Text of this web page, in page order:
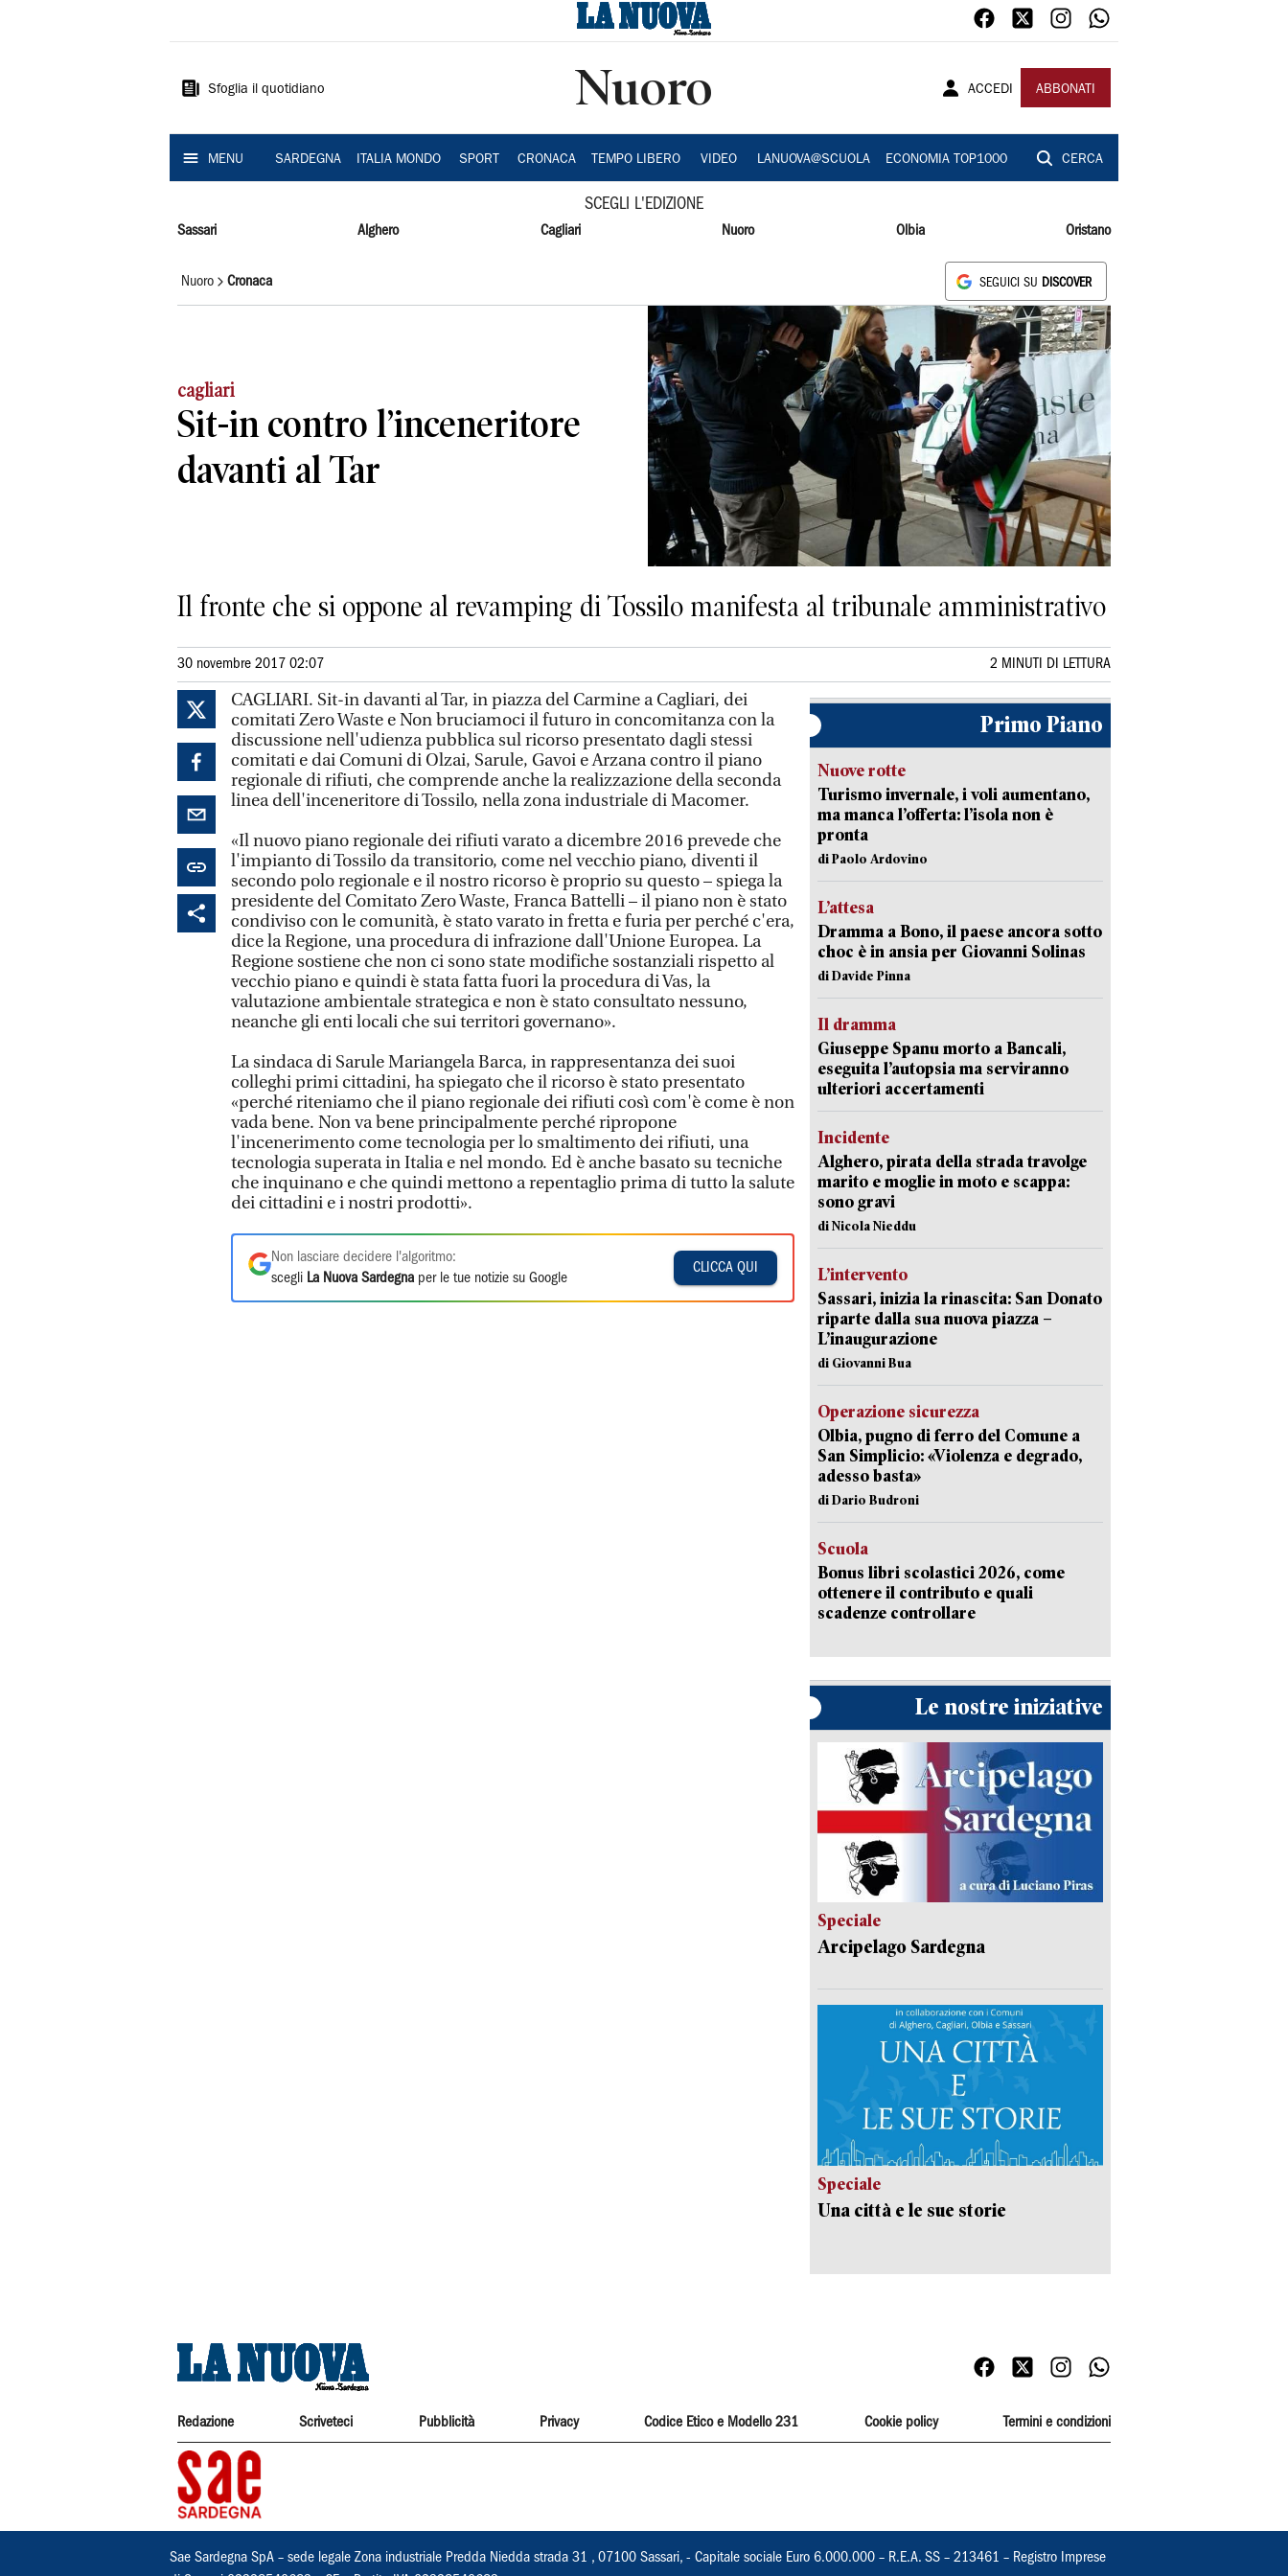
Sardegna
Sfoglia il quotidiano Nuoro ACCEDI ABBONATI
MENU SARDEGNA ITALIA MONDO SPORT CRONACA TEMPO LIBERO VIDEO LANUOVA@SCUOLA ECONOMIA TOP1000 CERCA
SCEGLI L'EDIZIONE
Sassari Alghero Cagliari Nuoro Olbia Oristano
Nuoro Cronaca SEGUICI SU DISCOVER
cagliari
Sit-in contro l’inceneritore
davanti al Tar
Il fronte che si oppone al revamping di Tossilo manifesta al tribunale amministrativo
30 novembre 2017 02:07 2 MINUTI DI LETTURA
CAGLIARI. Sit-in davanti al Tar, in piazza del Carmine a Cagliari, dei
comitati Zero Waste e Non bruciamoci il futuro in concomitanza con la
discussione nell'udienza pubblica sul ricorso presentato dagli stessi
comitati e dai Comuni di Olzai, Sarule, Gavoi e Arzana contro il piano
regionale di rifiuti, che comprende anche la realizzazione della seconda
linea dell'inceneritore di Tossilo, nella zona industriale di Macomer.
«Il nuovo piano regionale dei rifiuti varato a dicembre 2016 prevede che
l'impianto di Tossilo da transitorio, come nel vecchio piano, diventi il
secondo polo regionale e il nostro ricorso è proprio su questo – spiega la
presidente del Comitato Zero Waste, Franca Battelli – il piano non è stato
condiviso con le comunità, è stato varato in fretta e furia per perché c'era,
dice la Regione, una procedura di infrazione dall'Unione Europea. La
Regione sostiene che non ci sono state modifiche sostanziali rispetto al
vecchio piano e quindi è stata fatta fuori la procedura di Vas, la
valutazione ambientale strategica e non è stato consultato nessuno,
neanche gli enti locali che sui territori governano».
La sindaca di Sarule Mariangela Barca, in rappresentanza dei suoi
colleghi primi cittadini, ha spiegato che il ricorso è stato presentato
«perché riteniamo che il piano regionale dei rifiuti così com'è come è non
vada bene. Non va bene principalmente perché ripropone
l'incenerimento come tecnologia per lo smaltimento dei rifiuti, una
tecnologia superata in Italia e nel mondo. Ed è anche basato su tecniche
che inquinano e che quindi mettono a repentaglio prima di tutto la salute
dei cittadini e i nostri prodotti».
Non lasciare decidere l'algoritmo:
scegli La Nuova Sardegna per le tue notizie su Google
CLICCA QUI
Primo Piano
Nuove rotte
Turismo invernale, i voli aumentano,
ma manca l’offerta: l’isola non è
pronta
di Paolo Ardovino
L’attesa
Dramma a Bono, il paese ancora sotto
choc è in ansia per Giovanni Solinas
di Davide Pinna
Il dramma
Giuseppe Spanu morto a Bancali,
eseguita l’autopsia ma serviranno
ulteriori accertamenti
Incidente
Alghero, pirata della strada travolge
marito e moglie in moto e scappa:
sono gravi
di Nicola Nieddu
L’intervento
Sassari, inizia la rinascita: San Donato
riparte dalla sua nuova piazza –
L’inaugurazione
di Giovanni Bua
Operazione sicurezza
Olbia, pugno di ferro del Comune a
San Simplicio: «Violenza e degrado,
adesso basta»
di Dario Budroni
Scuola
Bonus libri scolastici 2026, come
ottenere il contributo e quali
scadenze controllare
Le nostre iniziative
Speciale
Arcipelago Sardegna
Speciale
Una città e le sue storie
Redazione Scriveteci Pubblicità Privacy Codice Etico e Modello 231 Cookie policy Termini e condizioni
Sae Sardegna SpA – sede legale Zona industriale Predda Niedda strada 31 , 07100 Sassari, - Capitale sociale Euro 6.000.000 – R.E.A. SS – 213461 – Registro Imprese